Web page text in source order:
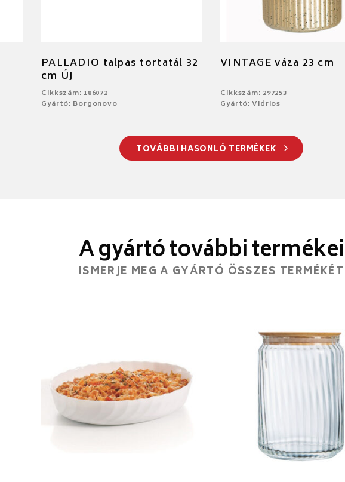
PALLADIO talpas tortatál 32
cm ÚJ
Cikkszám: 186072
Gyártó: Borgonovo
VINTAGE váza 23 cm
Cikkszám: 297253
Gyártó: Vidrios
TOVÁBBI HASONLÓ TERMÉKEK
A gyártó további termékei
ISMERJE MEG A GYÁRTÓ ÖSSZES TERMÉKÉT